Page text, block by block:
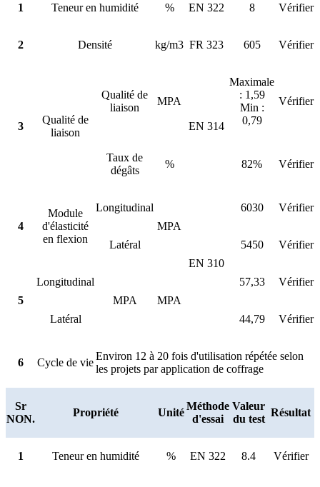
1 Teneur en humidité % EN 322 8 Vérifier
2 Densité kg/m3 FR 323 605 Vérifier
3
Qualité de
liaison
Qualité de
liaison
MPA
EN 314
Maximale
: 1,59
Min :
0,79
Vérifier
Taux de
dégâts
% 82% Vérifier
4
Module
d'élasticité
en flexion
Longitudinal
MPA
EN 310
6030 Vérifier
Latéral 5450 Vérifier
5
Longitudinal
MPA
MPA
57,33 Vérifier
Latéral 44,79 Vérifier
6 Cycle de vie
Environ 12 à 20 fois d'utilisation répétée selon
les projets par application de coffrage
Sr
NON.
Propriété Unité
Méthode
d'essai
Valeur
du test
Résultat
1 Teneur en humidité % EN 322 8.4 Vérifier